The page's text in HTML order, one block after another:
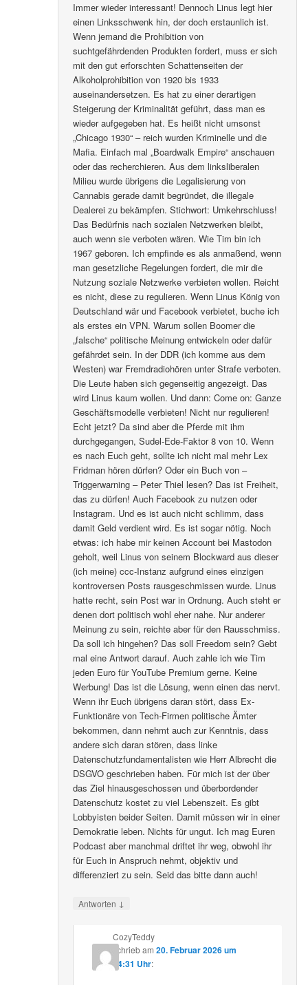
Immer wieder interessant! Dennoch Linus legt hier
einen Linksschwenk hin, der doch erstaunlich ist.
Wenn jemand die Prohibition von
suchtgefährdenden Produkten fordert, muss er sich
mit den gut erforschten Schattenseiten der
Alkoholprohibition von 1920 bis 1933
auseinandersetzen. Es hat zu einer derartigen
Steigerung der Kriminalität geführt, dass man es
wieder aufgegeben hat. Es heißt nicht umsonst
„Chicago 1930“ – reich wurden Kriminelle und die
Mafia. Einfach mal „Boardwalk Empire“ anschauen
oder das recherchieren. Aus dem linksliberalen
Milieu wurde übrigens die Legalisierung von
Cannabis gerade damit begründet, die illegale
Dealerei zu bekämpfen. Stichwort: Umkehrschluss!
Das Bedürfnis nach sozialen Netzwerken bleibt,
auch wenn sie verboten wären. Wie Tim bin ich
1967 geboren. Ich empfinde es als anmaßend, wenn
man gesetzliche Regelungen fordert, die mir die
Nutzung soziale Netzwerke verbieten wollen. Reicht
es nicht, diese zu regulieren. Wenn Linus König von
Deutschland wär und Facebook verbietet, buche ich
als erstes ein VPN. Warum sollen Boomer die
„falsche“ politische Meinung entwickeln oder dafür
gefährdet sein. In der DDR (ich komme aus dem
Westen) war Fremdradiohören unter Strafe verboten.
Die Leute haben sich gegenseitig angezeigt. Das
wird Linus kaum wollen. Und dann: Come on: Ganze
Geschäftsmodelle verbieten! Nicht nur regulieren!
Echt jetzt? Da sind aber die Pferde mit ihm
durchgegangen, Sudel-Ede-Faktor 8 von 10. Wenn
es nach Euch geht, sollte ich nicht mal mehr Lex
Fridman hören dürfen? Oder ein Buch von –
Triggerwarning – Peter Thiel lesen? Das ist Freiheit,
das zu dürfen! Auch Facebook zu nutzen oder
Instagram. Und es ist auch nicht schlimm, dass
damit Geld verdient wird. Es ist sogar nötig. Noch
etwas: ich habe mir keinen Account bei Mastodon
geholt, weil Linus von seinem Blockward aus dieser
(ich meine) ccc-Instanz aufgrund eines einzigen
kontroversen Posts rausgeschmissen wurde. Linus
hatte recht, sein Post war in Ordnung. Auch steht er
denen dort politisch wohl eher nahe. Nur anderer
Meinung zu sein, reichte aber für den Rausschmiss.
Da soll ich hingehen? Das soll Freedom sein? Gebt
mal eine Antwort darauf. Auch zahle ich wie Tim
jeden Euro für YouTube Premium gerne. Keine
Werbung! Das ist die Lösung, wenn einen das nervt.
Wenn ihr Euch übrigens daran stört, dass Ex-
Funktionäre von Tech-Firmen politische Ämter
bekommen, dann nehmt auch zur Kenntnis, dass
andere sich daran stören, dass linke
Datenschutzfundamentalisten wie Herr Albrecht die
DSGVO geschrieben haben. Für mich ist der über
das Ziel hinausgeschossen und überbordender
Datenschutz kostet zu viel Lebenszeit. Es gibt
Lobbyisten beider Seiten. Damit müssen wir in einer
Demokratie leben. Nichts für ungut. Ich mag Euren
Podcast aber manchmal driftet ihr weg, obwohl ihr
für Euch in Anspruch nehmt, objektiv und
differenziert zu sein. Seid das bitte dann auch!
Antworten ↓
CozyTeddy
schriebam 20. Februar 2026 um
14:31 Uhr: